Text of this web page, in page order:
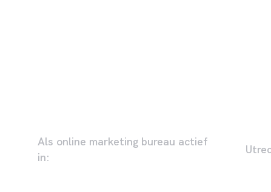
Als online marketing bureau actief
in: